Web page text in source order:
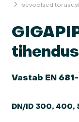
Isevoolsed
Vastab EN
DN/ID 300, 400,